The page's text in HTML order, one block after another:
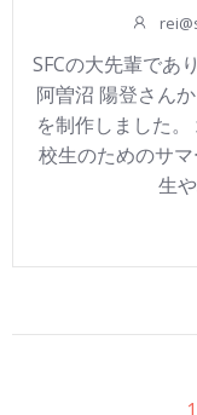
SFCの大先輩であ
阿曽沼 陽登さん
を制作しました
校生のためのサ
生
ペ